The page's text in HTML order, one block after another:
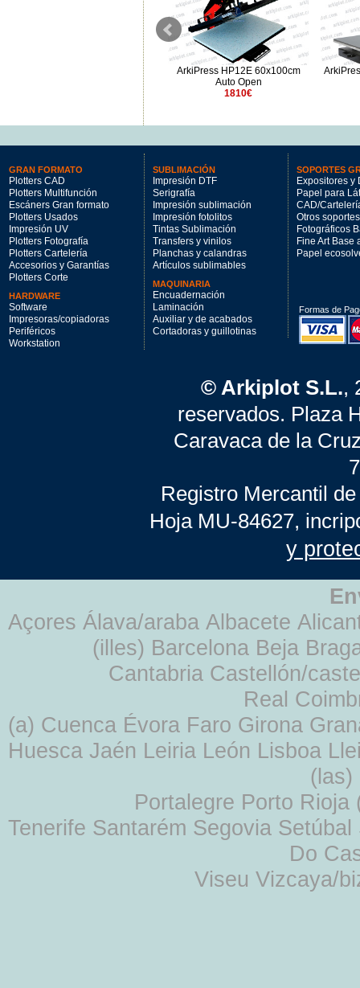
ArkiPress MHP3809 38x38cm
ArkiPress HP12E 60x100cm
Auto Open
1810€
GRAN FORMATO
Plotters CAD
Plotters Multifunción
Escáners Gran formato
Plotters Usados
Impresión UV
Plotters Fotografía
Plotters Cartelería
Accesorios y Garantías
Plotters Corte
HARDWARE
Software
Impresoras/copiadoras
Periféricos
Workstation
SUBLIMACIÓN
Impresión DTF
Serigrafía
Impresión sublimación
Impresión fotolitos
Tintas Sublimación
Transfers y vinilos
Planchas y calandras
Artículos sublimables
MAQUINARIA
Encuadernación
Laminación
Auxiliar y de acabados
Cortadoras y guillotinas
SOPORTES
Expositores y
Papel para
CAD/
Otros soportes
Fotográficos
Fine Art Base
Papel
Formas de
© Arkiplot S.L.,
reservados. Plaza
Caravaca de la
Registro Mercantil
Hoja MU-84627,
y
Açores Álava/araba Albacete
(illes) Barcelona Beja
Cantabria Castellón/
Real
(a) Cuenca Évora Faro Girona
Huesca Jaén Leiria León Lisboa
Portalegre Porto
Tenerife Santarém Segovia
Do
Viseu Vizcaya/